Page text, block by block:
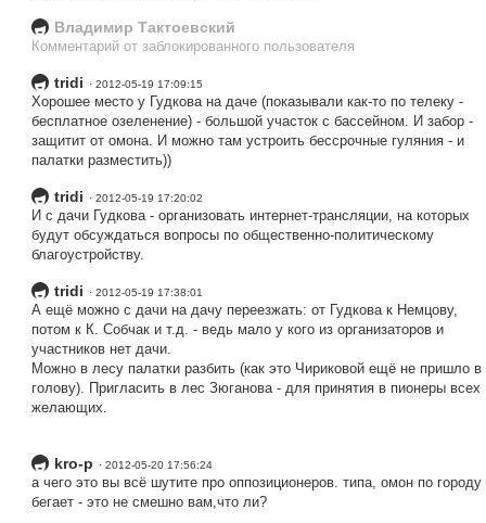
Владимир Тактоевский
Комментарий от заблокированного пользователя
tridi · 2012-05-19 17:09:15
Хорошее место у Гудкова на даче (показывали как-то по телеку -
бесплатное озеленение) - большой участок с бассейном. И забор -
защитит от омона. И можно там устроить бессрочные гуляния - и
палатки разместить))
tridi · 2012-05-19 17:20:02
И с дачи Гудкова - организовать интернет-трансляции, на которых
будут обсуждаться вопросы по общественно-политическому
благоустройству.
tridi · 2012-05-19 17:38:01
А ещё можно с дачи на дачу переезжать: от Гудкова к Немцову,
потом к К. Собчак и т.д. - ведь мало у кого из организаторов и
участников нет дачи.
Можно в лесу палатки разбить (как это Чириковой ещё не пришло в
голову). Пригласить в лес Зюганова - для принятия в пионеры всех
желающих.
kro-p · 2012-05-20 17:56:24
а чего это вы всё шутите про оппозиционеров. типа, омон по городу
бегает - это не смешно вам,что ли?